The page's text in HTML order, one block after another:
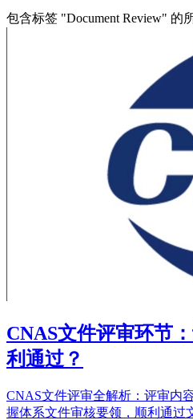
包含标签 "Document Review" 的
CNAS文件评审环节
利通过？
CNAS文件评审全解析：评审内
握体系文件审核要领，顺利通过